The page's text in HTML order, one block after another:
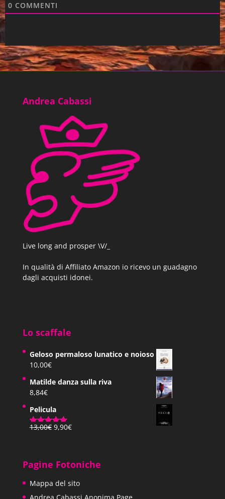
0 COMMENTI
Andrea Cabassi
Live long and prosper \V/_
In qualità di Affiliato Amazon io ricevo un guadagno
dagli acquisti idonei.
Lo scaffale
Geloso permaloso lunatico e noioso
10,00€
Matilde danza sulla riva
8,84€
Pelicula
Valutato
13,00€ Il
13,00€.
9,90€Il
9,90€.
Pagine Fotoniche
Mappa del sito